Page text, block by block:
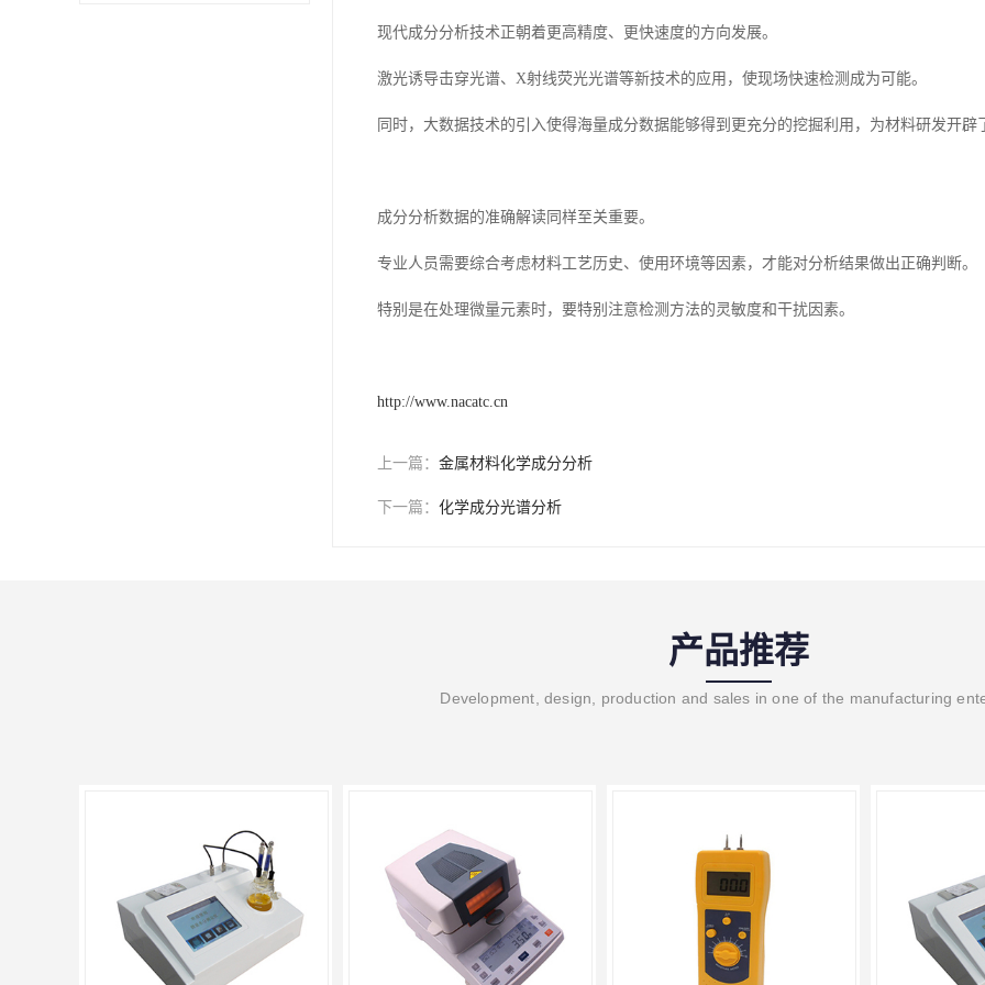
现代成分分析技术正朝着更高精度、更快速度的方向发展。
激光诱导击穿光谱、X射线荧光光谱等新技术的应用，使现场快速检测成为可能。
同时，大数据技术的引入使得海量成分数据能够得到更充分的挖掘利用，为材料研发开辟
成分分析数据的准确解读同样至关重要。
专业人员需要综合考虑材料工艺历史、使用环境等因素，才能对分析结果做出正确判断。
特别是在处理微量元素时，要特别注意检测方法的灵敏度和干扰因素。
http://www.nacatc.cn
上一篇： 金属材料化学成分分析
下一篇： 化学成分光谱分析
产品推荐
Development, design, production and sales in one of the manufacturing